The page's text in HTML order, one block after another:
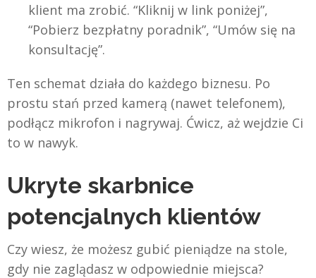
klient ma zrobić. “Kliknij w link poniżej”,
“Pobierz bezpłatny poradnik”, “Umów się na
konsultację”.
Ten schemat działa do każdego biznesu. Po
prostu stań przed kamerą (nawet telefonem),
podłącz mikrofon i nagrywaj. Ćwicz, aż wejdzie Ci
to w nawyk.
Ukryte skarbnice
potencjalnych klientów
Czy wiesz, że możesz gubić pieniądze na stole,
gdy nie zaglądasz w odpowiednie miejsca?